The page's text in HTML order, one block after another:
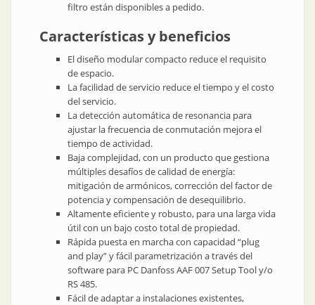
filtro están disponibles a pedido.
Características y beneficios
El diseño modular compacto reduce el requisito
de espacio.
La facilidad de servicio reduce el tiempo y el costo
del servicio.
La detección automática de resonancia para
ajustar la frecuencia de conmutación mejora el
tiempo de actividad.
Baja complejidad, con un producto que gestiona
múltiples desafíos de calidad de energía:
mitigación de armónicos, corrección del factor de
potencia y compensación de desequilibrio.
Altamente eficiente y robusto, para una larga vida
útil con un bajo costo total de propiedad.
Rápida puesta en marcha con capacidad “plug
and play” y fácil parametrización a través del
software para PC Danfoss AAF 007 Setup Tool y/o
RS 485.
Fácil de adaptar a instalaciones existentes,